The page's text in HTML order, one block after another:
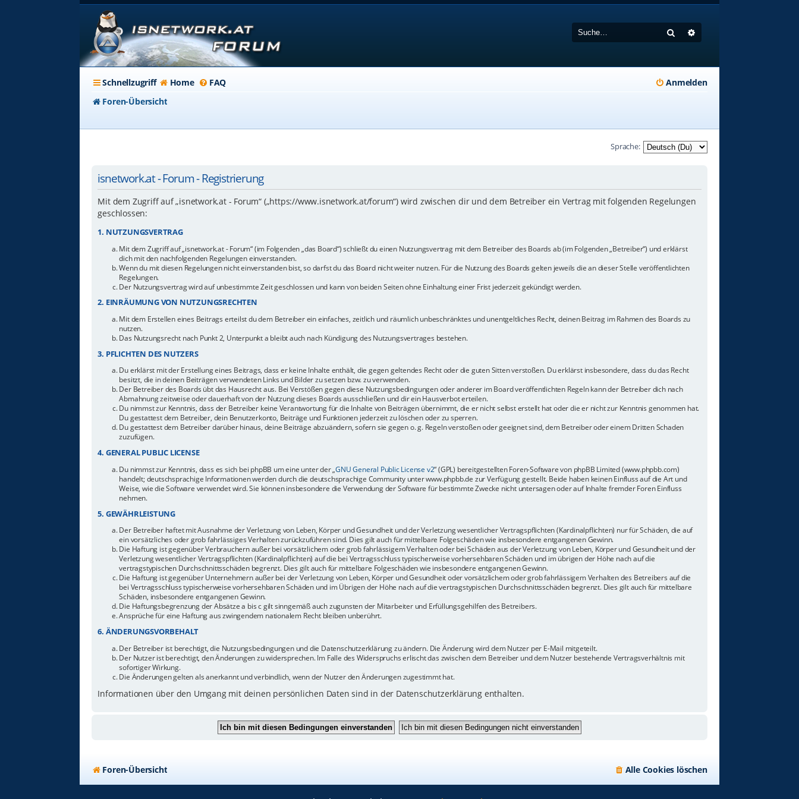
Suche
Schnellzugriff Home FAQ
Anmelden
Foren-Übersicht
Sprache:
isnetwork.at - Forum - Registrierung
Mit dem Zugriff auf „isnetwork.at - Forum“ („https://www.isnetwork.at/forum“) wird zwischen dir und dem Betreiber ein Vertrag mit folgenden Regelungen
geschlossen:
1. NUTZUNGSVERTRAG
Mit dem Zugriff auf „isnetwork.at - Forum“ (im Folgenden „das Board“) schließt du einen Nutzungsvertrag mit dem Betreiber des Boards ab (im Folgenden „Betreiber“) und erklärst
dich mit den nachfolgenden Regelungen einverstanden.
Wenn du mit diesen Regelungen nicht einverstanden bist, so darfst du das Board nicht weiter nutzen. Für die Nutzung des Boards gelten jeweils die an dieser Stelle veröffentlichten
Regelungen.
Der Nutzungsvertrag wird auf unbestimmte Zeit geschlossen und kann von beiden Seiten ohne Einhaltung einer Frist jederzeit gekündigt werden.
2. EINRÄUMUNG VON NUTZUNGSRECHTEN
Mit dem Erstellen eines Beitrags erteilst du dem Betreiber ein einfaches, zeitlich und räumlich unbeschränktes und unentgeltliches Recht, deinen Beitrag im Rahmen des Boards zu
nutzen.
Das Nutzungsrecht nach Punkt 2, Unterpunkt a bleibt auch nach Kündigung des Nutzungsvertrages bestehen.
3. PFLICHTEN DES NUTZERS
Du erklärst mit der Erstellung eines Beitrags, dass er keine Inhalte enthält, die gegen geltendes Recht oder die guten Sitten verstoßen. Du erklärst insbesondere, dass du das Recht
besitzt, die in deinen Beiträgen verwendeten Links und Bilder zu setzen bzw. zu verwenden.
Der Betreiber des Boards übt das Hausrecht aus. Bei Verstößen gegen diese Nutzungsbedingungen oder anderer im Board veröffentlichten Regeln kann der Betreiber dich nach
Abmahnung zeitweise oder dauerhaft von der Nutzung dieses Boards ausschließen und dir ein Hausverbot erteilen.
Du nimmst zur Kenntnis, dass der Betreiber keine Verantwortung für die Inhalte von Beiträgen übernimmt, die er nicht selbst erstellt hat oder die er nicht zur Kenntnis genommen hat.
Du gestattest dem Betreiber, dein Benutzerkonto, Beiträge und Funktionen jederzeit zu löschen oder zu sperren.
Du gestattest dem Betreiber darüber hinaus, deine Beiträge abzuändern, sofern sie gegen o. g. Regeln verstoßen oder geeignet sind, dem Betreiber oder einem Dritten Schaden
zuzufügen.
4. GENERAL PUBLIC LICENSE
Du nimmst zur Kenntnis, dass es sich bei phpBB um eine unter der „GNU General Public License v2“ (GPL) bereitgestellten Foren-Software von phpBB Limited (www.phpbb.com)
handelt; deutschsprachige Informationen werden durch die deutschsprachige Community unter www.phpbb.de zur Verfügung gestellt. Beide haben keinen Einfluss auf die Art und
Weise, wie die Software verwendet wird. Sie können insbesondere die Verwendung der Software für bestimmte Zwecke nicht untersagen oder auf Inhalte fremder Foren Einfluss
nehmen.
5. GEWÄHRLEISTUNG
Der Betreiber haftet mit Ausnahme der Verletzung von Leben, Körper und Gesundheit und der Verletzung wesentlicher Vertragspflichten (Kardinalpflichten) nur für Schäden, die auf
ein vorsätzliches oder grob fahrlässiges Verhalten zurückzuführen sind. Dies gilt auch für mittelbare Folgeschäden wie insbesondere entgangenen Gewinn.
Die Haftung ist gegenüber Verbrauchern außer bei vorsätzlichem oder grob fahrlässigem Verhalten oder bei Schäden aus der Verletzung von Leben, Körper und Gesundheit und der
Verletzung wesentlicher Vertragspflichten (Kardinalpflichten) auf die bei Vertragsschluss typischerweise vorhersehbaren Schäden und im übrigen der Höhe nach auf die
vertragstypischen Durchschnittsschäden begrenzt. Dies gilt auch für mittelbare Folgeschäden wie insbesondere entgangenen Gewinn.
Die Haftung ist gegenüber Unternehmern außer bei der Verletzung von Leben, Körper und Gesundheit oder vorsätzlichem oder grob fahrlässigem Verhalten des Betreibers auf die
bei Vertragsschluss typischerweise vorhersehbaren Schäden und im Übrigen der Höhe nach auf die vertragstypischen Durchschnittsschäden begrenzt. Dies gilt auch für mittelbare
Schäden, insbesondere entgangenen Gewinn.
Die Haftungsbegrenzung der Absätze a bis c gilt sinngemäß auch zugunsten der Mitarbeiter und Erfüllungsgehilfen des Betreibers.
Ansprüche für eine Haftung aus zwingendem nationalem Recht bleiben unberührt.
6. ÄNDERUNGSVORBEHALT
Der Betreiber ist berechtigt, die Nutzungsbedingungen und die Datenschutzerklärung zu ändern. Die Änderung wird dem Nutzer per E-Mail mitgeteilt.
Der Nutzer ist berechtigt, den Änderungen zu widersprechen. Im Falle des Widerspruchs erlischt das zwischen dem Betreiber und dem Nutzer bestehende Vertragsverhältnis mit
sofortiger Wirkung.
Die Änderungen gelten als anerkannt und verbindlich, wenn der Nutzer den Änderungen zugestimmt hat.
Informationen über den Umgang mit deinen persönlichen Daten sind in der Datenschutzerklärung enthalten.
Foren-Übersicht Alle Cookies löschen